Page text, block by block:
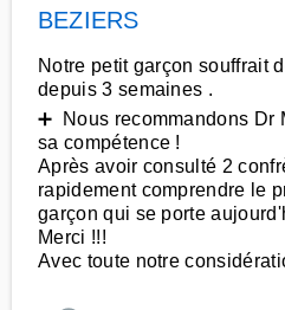
BEZIERS
Notre petit garçon souffrait
depuis 3 semaines .
➕ Nous recommandons Dr
sa compétence !
Après avoir consulté 2
rapidement comprendre le
garçon qui se porte
Merci !!!
Avec toute notre